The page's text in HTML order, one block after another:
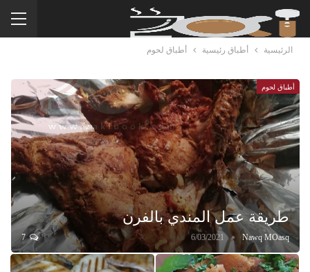
الرئيسية أطباق رئيسية أطباق لحوم
أطباق لحوم
طريقة عمل المندي بالفرن
Nawq MOasq
6/03/2021
7